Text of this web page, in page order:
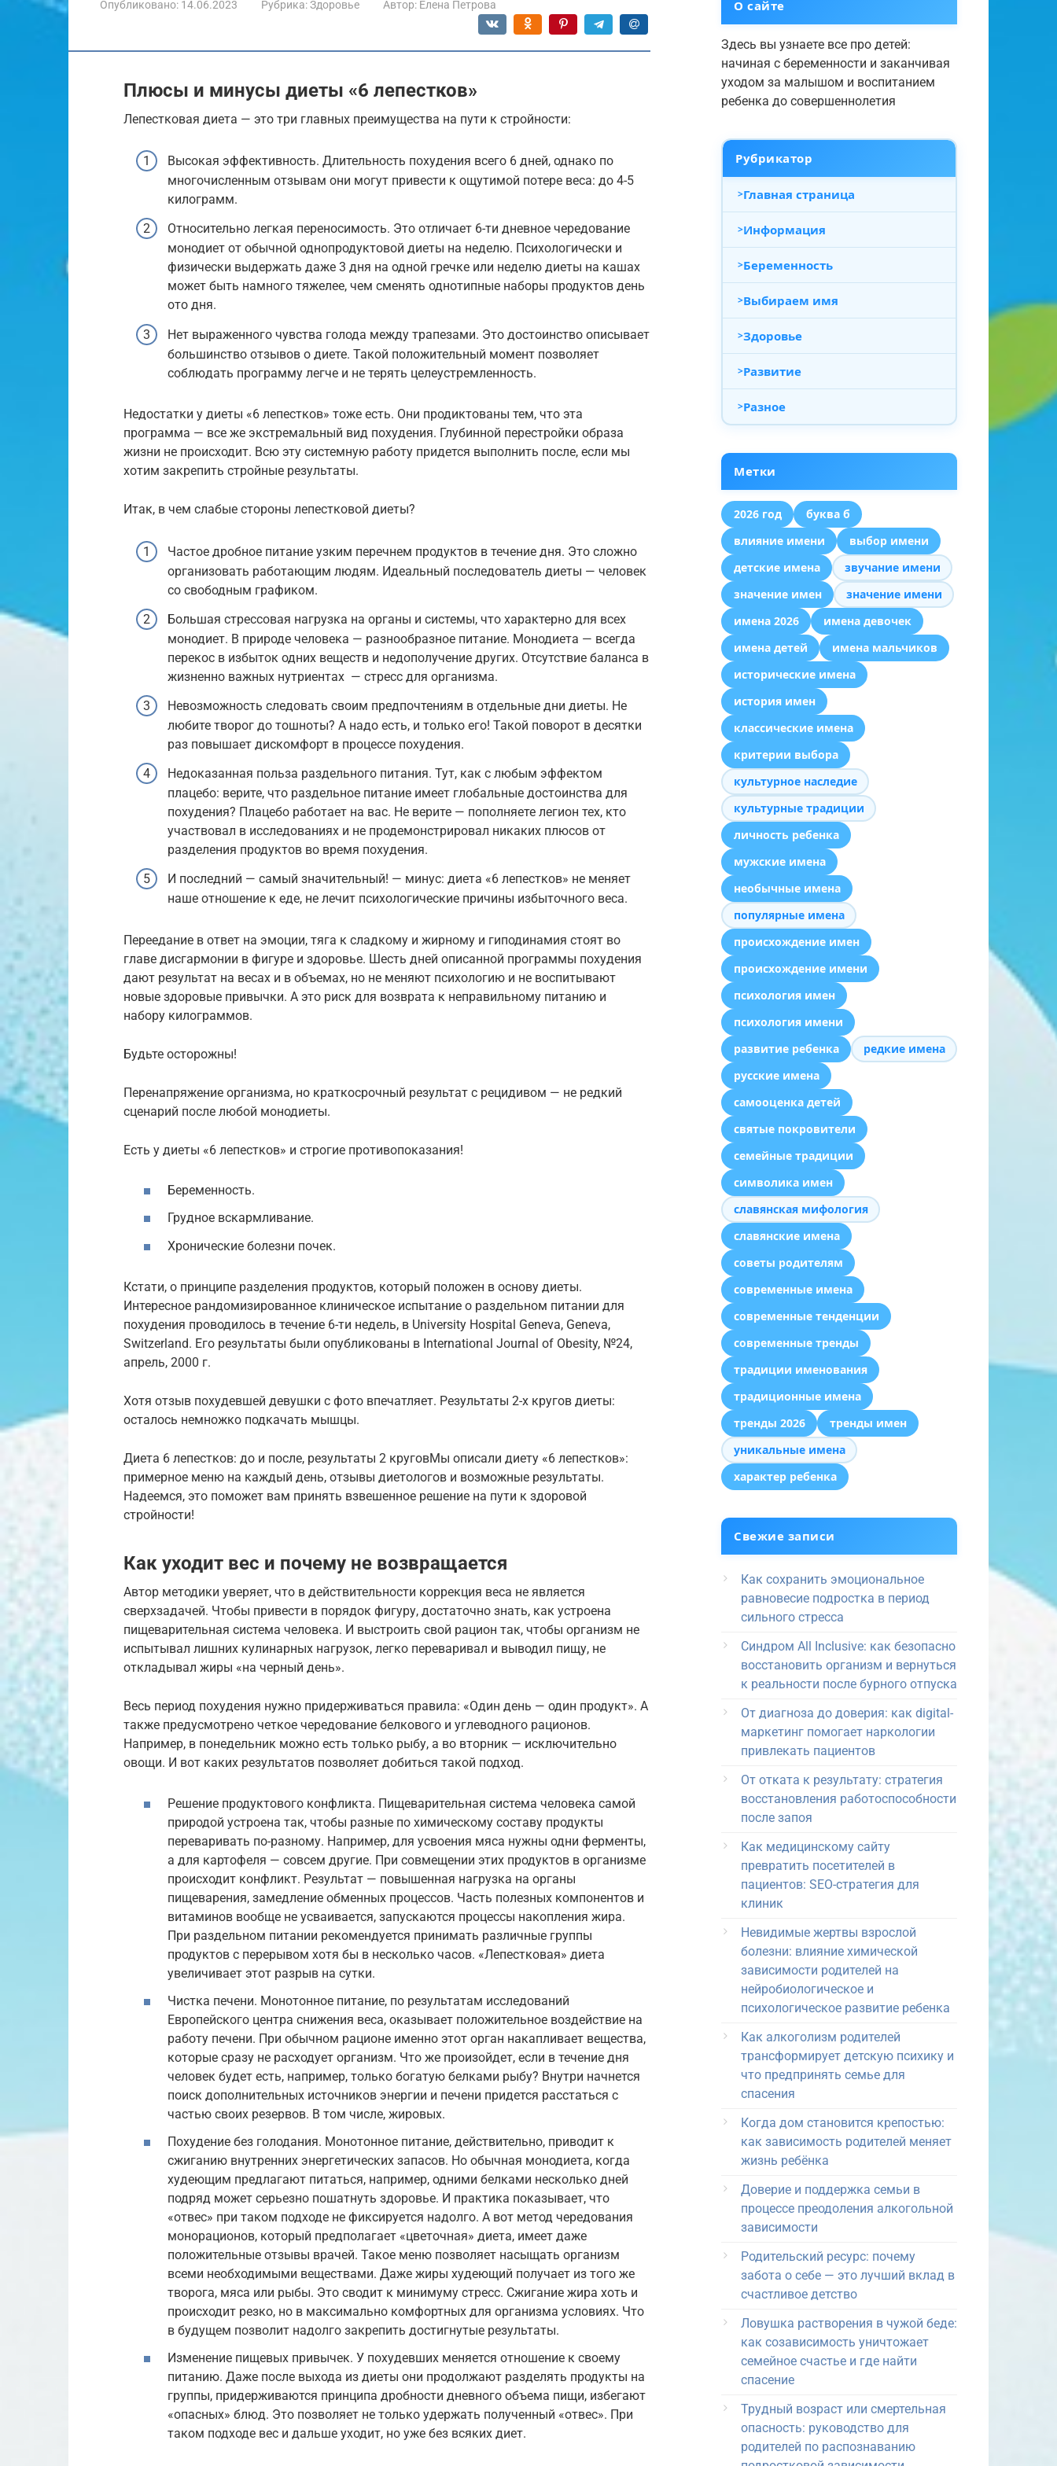
Опубликовано: 14.06.2023 Рубрика:Здоровье Автор: Елена Петрова
Плюсы и минусы диеты «6 лепестков»
Лепестковая диета — это три главных преимущества на пути к стройности:
Высокая эффективность. Длительность похудения всего 6 дней, однако по
многочисленным отзывам они могут привести к ощутимой потере веса: до 4-5
килограмм.
Относительно легкая переносимость. Это отличает 6-ти дневное чередование
монодиет от обычной однопродуктовой диеты на неделю. Психологически и
физически выдержать даже 3 дня на одной гречке или неделю диеты на кашах
может быть намного тяжелее, чем сменять однотипные наборы продуктов день
ото дня.
Нет выраженного чувства голода между трапезами. Это достоинство описывает
большинство отзывов о диете. Такой положительный момент позволяет
соблюдать программу легче и не терять целеустремленность.
Недостатки у диеты «6 лепестков» тоже есть. Они продиктованы тем, что эта
программа — все же экстремальный вид похудения. Глубинной перестройки образа
жизни не происходит. Всю эту системную работу придется выполнить после, если мы
хотим закрепить стройные результаты.
Итак, в чем слабые стороны лепестковой диеты?
Частое дробное питание узким перечнем продуктов в течение дня. Это сложно
организовать работающим людям. Идеальный последователь диеты — человек
со свободным графиком.
Большая стрессовая нагрузка на органы и системы, что характерно для всех
монодиет. В природе человека — разнообразное питание. Монодиета — всегда
перекос в избыток одних веществ и недополучение других. Отсутствие баланса в
жизненно важных нутриентах — стресс для организма.
Невозможность следовать своим предпочтениям в отдельные дни диеты. Не
любите творог до тошноты? А надо есть, и только его! Такой поворот в десятки
раз повышает дискомфорт в процессе похудения.
Недоказанная польза раздельного питания. Тут, как с любым эффектом
плацебо: верите, что раздельное питание имеет глобальные достоинства для
похудения? Плацебо работает на вас. Не верите — пополняете легион тех, кто
участвовал в исследованиях и не продемонстрировал никаких плюсов от
разделения продуктов во время похудения.
И последний — самый значительный! — минус: диета «6 лепестков» не меняет
наше отношение к еде, не лечит психологические причины избыточного веса.
Переедание в ответ на эмоции, тяга к сладкому и жирному и гиподинамия стоят во
главе дисгармонии в фигуре и здоровье. Шесть дней описанной программы похудения
дают результат на весах и в объемах, но не меняют психологию и не воспитывают
новые здоровые привычки. А это риск для возврата к неправильному питанию и
набору килограммов.
Будьте осторожны!
Перенапряжение организма, но краткосрочный результат с рецидивом — не редкий
сценарий после любой монодиеты.
Есть у диеты «6 лепестков» и строгие противопоказания!
Беременность.
Грудное вскармливание.
Хронические болезни почек.
Кстати, о принципе разделения продуктов, который положен в основу диеты.
Интересное рандомизированное клиническое испытание о раздельном питании для
похудения проводилось в течение 6-ти недель, в University Hospital Geneva, Geneva,
Switzerland. Его результаты были опубликованы в International Journal of Obesity, №24,
апрель, 2000 г.
Хотя отзыв похудевшей девушки с фото впечатляет. Результаты 2-х кругов диеты:
осталось немножко подкачать мышцы.
Диета 6 лепестков: до и после, результаты 2 круговМы описали диету «6 лепестков»:
примерное меню на каждый день, отзывы диетологов и возможные результаты.
Надеемся, это поможет вам принять взвешенное решение на пути к здоровой
стройности!
Как уходит вес и почему не возвращается
Автор методики уверяет, что в действительности коррекция веса не является
сверхзадачей. Чтобы привести в порядок фигуру, достаточно знать, как устроена
пищеварительная система человека. И выстроить свой рацион так, чтобы организм не
испытывал лишних кулинарных нагрузок, легко переваривал и выводил пищу, не
откладывал жиры «на черный день».
Весь период похудения нужно придерживаться правила: «Один день — один продукт». А
также предусмотрено четкое чередование белкового и углеводного рационов.
Например, в понедельник можно есть только рыбу, а во вторник — исключительно
овощи. И вот каких результатов позволяет добиться такой подход.
Решение продуктового конфликта. Пищеварительная система человека самой
природой устроена так, чтобы разные по химическому составу продукты
переваривать по-разному. Например, для усвоения мяса нужны одни ферменты,
а для картофеля — совсем другие. При совмещении этих продуктов в организме
происходит конфликт. Результат — повышенная нагрузка на органы
пищеварения, замедление обменных процессов. Часть полезных компонентов и
витаминов вообще не усваивается, запускаются процессы накопления жира.
При раздельном питании рекомендуется принимать различные группы
продуктов с перерывом хотя бы в несколько часов. «Лепестковая» диета
увеличивает этот разрыв на сутки.
Чистка печени. Монотонное питание, по результатам исследований
Европейского центра снижения веса, оказывает положительное воздействие на
работу печени. При обычном рационе именно этот орган накапливает вещества,
которые сразу не расходует организм. Что же произойдет, если в течение дня
человек будет есть, например, только богатую белками рыбу? Внутри начнется
поиск дополнительных источников энергии и печени придется расстаться с
частью своих резервов. В том числе, жировых.
Похудение без голодания. Монотонное питание, действительно, приводит к
сжиганию внутренних энергетических запасов. Но обычная монодиета, когда
худеющим предлагают питаться, например, одними белками несколько дней
подряд может серьезно пошатнуть здоровье. И практика показывает, что
«отвес» при таком подходе не фиксируется надолго. А вот метод чередования
монорационов, который предполагает «цветочная» диета, имеет даже
положительные отзывы врачей. Такое меню позволяет насыщать организм
всеми необходимыми веществами. Даже жиры худеющий получает из того же
творога, мяса или рыбы. Это сводит к минимуму стресс. Сжигание жира хоть и
происходит резко, но в максимально комфортных для организма условиях. Что
в будущем позволит надолго закрепить достигнутые результаты.
Изменение пищевых привычек. У похудевших меняется отношение к своему
питанию. Даже после выхода из диеты они продолжают разделять продукты на
группы, придерживаются принципа дробности дневного объема пищи, избегают
«опасных» блюд. Это позволяет не только удержать полученный «отвес». При
таком подходе вес и дальше уходит, но уже без всяких диет.
О сайте
Здесь вы узнаете все про детей:
начиная с беременности и заканчивая
уходом за малышом и воспитанием
ребенка до совершеннолетия
Рубрикатор
Главная страница
Информация
Беременность
Выбираем имя
Здоровье
Развитие
Разное
Метки
2026 год
буква б
влияние имени
выбор имени
детские имена
звучание имени
значение имен
значение имени
имена 2026
имена девочек
имена детей
имена мальчиков
исторические имена
история имен
классические имена
критерии выбора
культурное наследие
культурные традиции
личность ребенка
мужские имена
необычные имена
популярные имена
происхождение имен
происхождение имени
психология имен
психология имени
развитие ребенка
редкие имена
русские имена
самооценка детей
святые покровители
семейные традиции
символика имен
славянская мифология
славянские имена
советы родителям
современные имена
современные тенденции
современные тренды
традиции именования
традиционные имена
тренды 2026
тренды имен
уникальные имена
характер ребенка
Свежие записи
Как сохранить эмоциональное
равновесие подростка в период
сильного стресса
Синдром All Inclusive: как безопасно
восстановить организм и вернуться
к реальности после бурного отпуска
От диагноза до доверия: как digital-
маркетинг помогает наркологии
привлекать пациентов
От отката к результату: стратегия
восстановления работоспособности
после запоя
Как медицинскому сайту
превратить посетителей в
пациентов: SEO-стратегия для
клиник
Невидимые жертвы взрослой
болезни: влияние химической
зависимости родителей на
нейробиологическое и
психологическое развитие ребенка
Как алкоголизм родителей
трансформирует детскую психику и
что предпринять семье для
спасения
Когда дом становится крепостью:
как зависимость родителей меняет
жизнь ребёнка
Доверие и поддержка семьи в
процессе преодоления алкогольной
зависимости
Родительский ресурс: почему
забота о себе — это лучший вклад в
счастливое детство
Ловушка растворения в чужой беде:
как созависимость уничтожает
семейное счастье и где найти
спасение
Трудный возраст или смертельная
опасность: руководство для
родителей по распознаванию